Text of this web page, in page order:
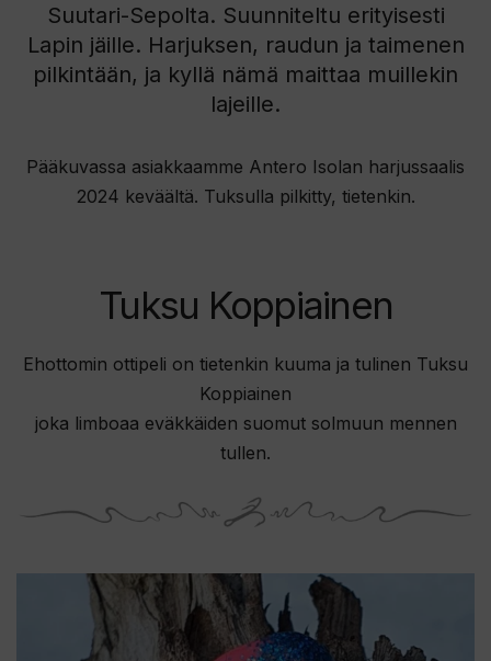
Suutari-Sepolta. Suunniteltu erityisesti
Lapin jäille. Harjuksen, raudun ja taimenen
pilkintään, ja kyllä nämä maittaa muillekin
lajeille.
Pääkuvassa asiakkaamme Antero Isolan harjussaalis
2024 keväältä. Tuksulla pilkitty, tietenkin.
Tuksu Koppiainen
Ehottomin ottipeli on tietenkin kuuma ja tulinen Tuksu
Koppiainen
joka limboaa eväkkäiden suomut solmuun mennen
tullen.